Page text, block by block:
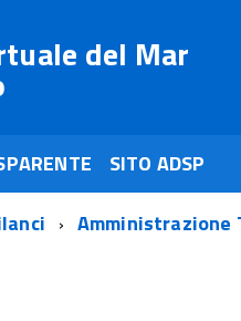
del Mar
SITO ADSP
Amministrazione